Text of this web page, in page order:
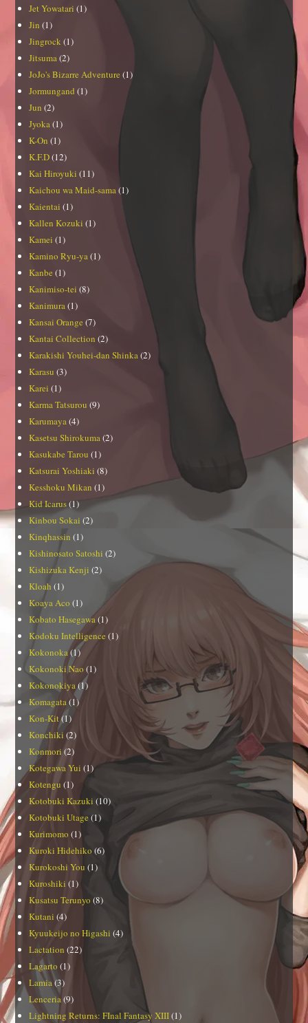
Jet Yowatari (1)
Jin (1)
Jingrock (1)
Jitsuma (2)
JoJo's Bizarre Adventure (1)
Jormungand (1)
Jun (2)
Jyoka (1)
K-On (1)
K.F.D(12)
Kai Hiroyuki (11)
Kaichou wa Maid-sama (1)
Kaientai (1)
Kallen Kozuki (1)
Kamei (1)
Kamino Ryu-ya (1)
Kanbe (1)
Kanimiso-tei (8)
Kanimura (1)
Kansai Orange (7)
Kantai Collection (2)
Karakishi Youhei-dan Shinka (2)
Karasu (3)
Karei (1)
Karma Tatsurou (9)
Karumaya (4)
Kasetsu Shirokuma (2)
Kasukabe Tarou (1)
Katsurai Yoshiaki (8)
Kesshoku Mikan (1)
Kid Icarus(1)
Kinbou Sokai (2)
Kinqhassin (1)
Kishinosato Satoshi (2)
Kishizuka Kenji (2)
Kloah (1)
Koaya Aco (1)
Kobato Hasegawa (1)
Kodoku Intelligence (1)
Kokonoka(1)
Kokonoki Nao (1)
Kokonokiya (1)
Komagata (1)
Kon-Kit(1)
Konchiki (2)
Konmori(2)
Kotegawa Yui (1)
Kotengu (1)
Kotobuki Kazuki (10)
Kotobuki Utage (1)
Kurimomo (1)
Kuroki Hidehiko (6)
Kurokoshi You (1)
Kuroshiki (1)
Kusatsu Terunyo (8)
Kutani (4)
Kyuukeijo no Higashi (4)
Lactation (22)
Lagarto (1)
Lamia(3)
Lenceria (9)
Lightning Returns: FInal Fantasy XIII(1)